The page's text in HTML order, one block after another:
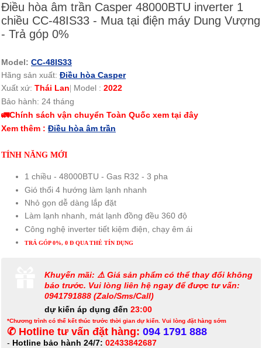
Điều hòa âm trần Casper 48000BTU inverter 1
chiều CC-48IS33 - Mua tại điện máy Dung Vượng
- Trả góp 0%
Model: CC-48IS33
Hãng sản xuất: Điều hòa Casper
Xuất xứ: Thái Lan Model : 2022
Bảo hành: 24 tháng
🚛Chính sách vận chuyển Toàn Quốc xem tại đây
Xem thêm : Điều hòa âm trần
TÍNH NĂNG MỚI
1 chiều - 48000BTU - Gas R32 - 3 pha
Gió thổi 4 hướng làm lạnh nhanh
Nhỏ gọn dễ dàng lắp đặt
Làm lạnh nhanh, mát lạnh đồng đều 360 độ
Công nghệ inverter tiết kiệm điện, chạy êm ái
TRẢ GÓP 0%, 0 Đ QUA THẺ TÍN DỤNG
Khuyến mãi: ⚠️ Giá sản phẩm có thể thay đổi không
báo trước. Vui lòng liên hệ ngay để được tư vấn:
0941791888 (Zalo/Sms/Call)
dự kiến áp dụng đến 23:00
*Chương trình có thể kết thúc trước thời gian dự kiến. Vui lòng đặt hàng sớm
✆ Hotline tư vấn đặt hàng: 094 1791 888
- Hotline bảo hành 24/7: 02433842687